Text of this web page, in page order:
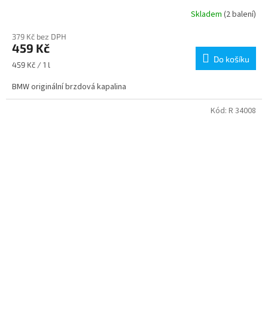
Skladem (2 balení)
379 Kč bez DPH
459 Kč
Měrná
459 Kč / 1 l
Do košíku
BMW originální brzdová kapalina
Kód: R 34008